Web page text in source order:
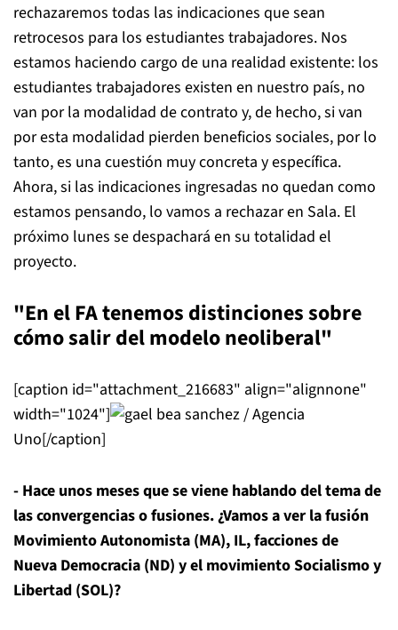
rechazaremos todas las indicaciones que sean
retrocesos para los estudiantes trabajadores. Nos
estamos haciendo cargo de una realidad existente: los
estudiantes trabajadores existen en nuestro país, no
van por la modalidad de contrato y, de hecho, si van
por esta modalidad pierden beneficios sociales, por lo
tanto, es una cuestión muy concreta y específica.
Ahora, si las indicaciones ingresadas no quedan como
estamos pensando, lo vamos a rechazar en Sala. El
próximo lunes se despachará en su totalidad el
proyecto.
"En el FA tenemos distinciones sobre
cómo salir del modelo neoliberal"
[caption id="attachment_216683" align="alignnone"
width="1024"]
/ Agencia
Uno[/caption]
- Hace unos meses que se viene hablando del tema de
las convergencias o fusiones. ¿Vamos a ver la fusión
Movimiento Autonomista (MA), IL, facciones de
Nueva Democracia (ND) y el movimiento Socialismo y
Libertad (SOL)?